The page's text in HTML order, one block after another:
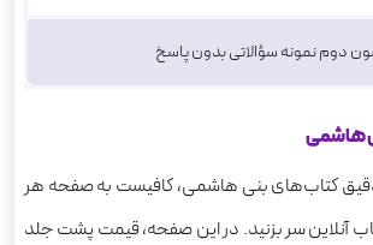
دوم نمونه سؤالاتی بدون پاسخ
هاشمی
دقیق کتاب‌های بنی هاشمی، کافیست به صفحه هر
آنلاین سر بزنید. در این صفحه، قیمت پشت جلد